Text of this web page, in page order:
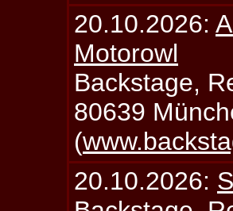
20.10.2026:
Motorowl
Backstage,
80639
(
20.10.2026: